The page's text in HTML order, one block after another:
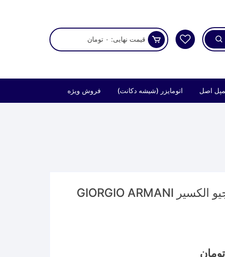
قیمت نهایی: ۰ تومان
اصل اتومایزر (شیشه دکانت) فروش ویژه
عطر جورجیو آرمانی آکوا دی جیو الکسیر GIORGIO ARMANI
تومان